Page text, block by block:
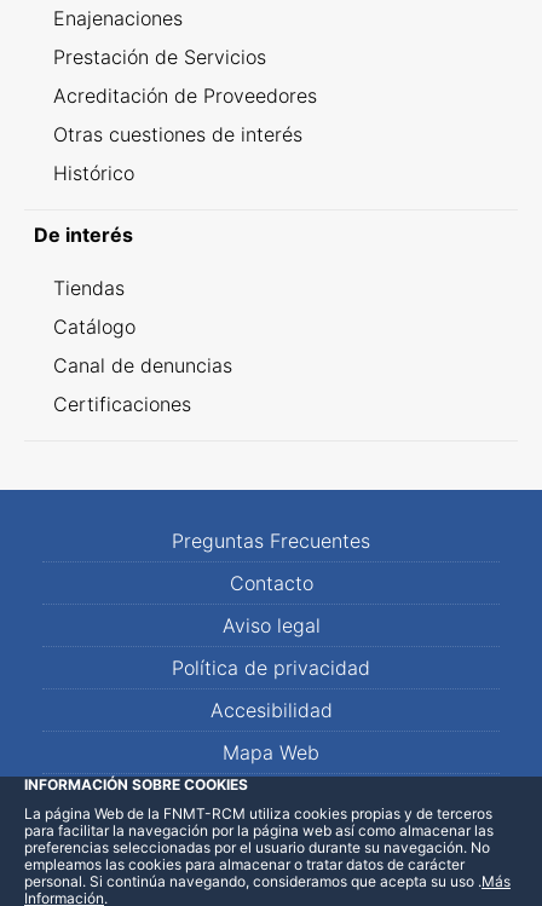
Enajenaciones
Prestación de Servicios
Acreditación de Proveedores
Otras cuestiones de interés
Histórico
De interés
Tiendas
Catálogo
Canal de denuncias
Certificaciones
Preguntas Frecuentes
Contacto
Aviso legal
Política de privacidad
Accesibilidad
Mapa Web
LinkedInFacebookWhatsApp
INFORMACIÓN SOBRE COOKIES
La página Web de la FNMT-RCM utiliza cookies propias y de terceros
para facilitar la navegación por la página web así como almacenar las
preferencias seleccionadas por el usuario durante su navegación. No
empleamos las cookies para almacenar o tratar datos de carácter
personal. Si continúa navegando, consideramos que acepta su uso .Más
Información.